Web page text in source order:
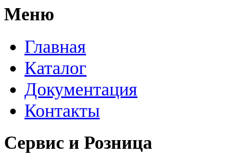
Меню
Главная
Каталог
Документация
Контакты
Сервис и Розница